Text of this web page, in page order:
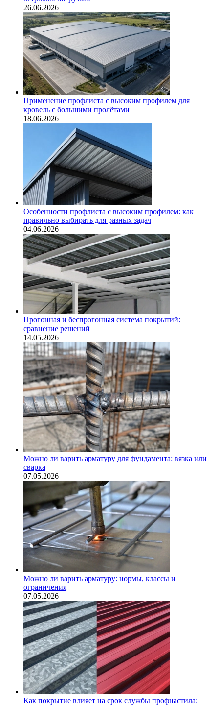
26.06.2026
Применение профлиста с высоким профилем для
кровель с большими пролётами
18.06.2026
Особенности профлиста с высоким профилем: как
правильно выбирать для разных задач
04.06.2026
Прогонная и беспрогонная система покрытий:
сравнение решений
14.05.2026
Можно ли варить арматуру для фундамента: вязка или
сварка
07.05.2026
Можно ли варить арматуру: нормы, классы и
ограничения
07.05.2026
Как покрытие влияет на срок службы профнастила: